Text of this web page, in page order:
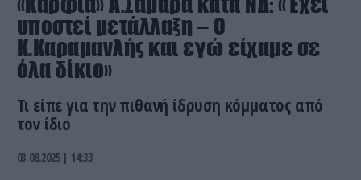
υποστεί μετάλλαξη – Ο
Κ.Καραμανλής και εγώ είχαμε σε
όλα δίκιο»
Τι είπε για την πιθανή ίδρυση κόμματος από
τον ίδιο
03.08.2025 | 14:33